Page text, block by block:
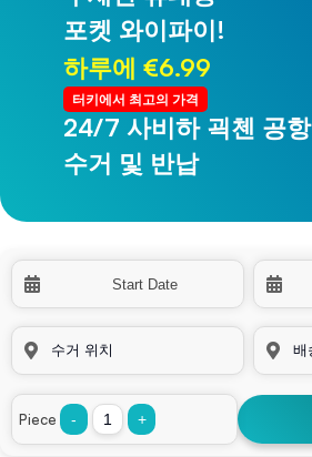
포켓 와이파이!
하루에 €6.99
터키에서 최고의 가격
24/7 사비하 괵첸 공항
수거 및 반납
24/7 트라브존 공항
수거 및 반납
Piece - +